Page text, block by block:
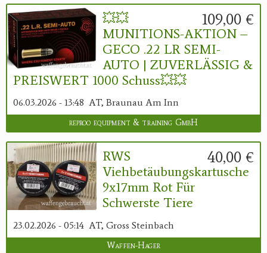
109,00 €
💥💥
MUNITIONS-AKTION –
GECO .22 LR SEMI-
AUTO | ZUVERLÄSSIG &
PREISWERT 1000 Schuss💥💥
06.03.2026 - 13:48 AT, Braunau Am Inn
reproo equipment & training GmbH
40,00 €
RWS
Viehbetäubungskartusche
9x17mm Rot Für
Schwerste Tiere
23.02.2026 - 05:14 AT, Gross Steinbach
Waffen-Hager